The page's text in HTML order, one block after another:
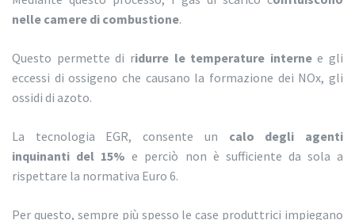
nelle camere di combustione.
Questo permette di ridurre le temperature internee gli
eccessi di ossigeno che causano la formazione dei NOx, gli
ossidi di azoto.
La tecnologia EGR, consente un calo degli agenti
inquinanti del 15% e perciò non è sufficiente da sola a
rispettare la normativa Euro 6.
Per questo, sempre più spesso le case produttrici impiegano